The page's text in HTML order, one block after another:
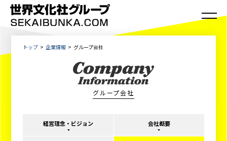
トップ 企業情報 グループ会社
グループ会社
経営理念・ビジョン 会社概要